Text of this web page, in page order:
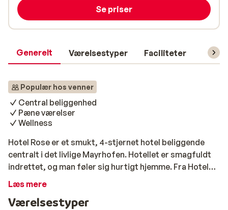
Generelt Værelsestyper Faciliteter
Populær hos venner
Central beliggenhed
Pæne værelser
Wellness
Hotel Rose er et smukt, 4-stjernet hotel beliggende
centralt i det livlige Mayrhofen. Hotellet er smagfuldt
indrettet, og man føler sig hurtigt hjemme. Fra Hotel
Rose er der 5 minutters gang til Mayrhofens
fra hotellet, kører dig nemt til Mayrhofens gondoler
Læs mere
Værelsestyper
Se priser